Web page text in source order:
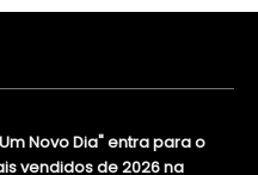
Novo Dia" entra para o
vendidos de 2026 na